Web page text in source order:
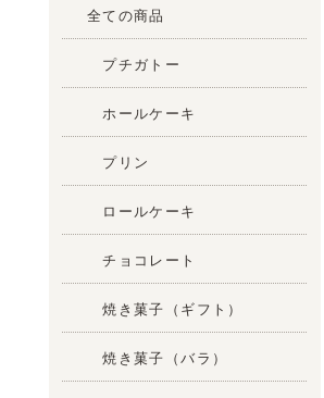
全ての商品
プチガトー
ホールケーキ
プリン
ロールケーキ
チョコレート
焼き菓子（ギフト）
焼き菓子（バラ）